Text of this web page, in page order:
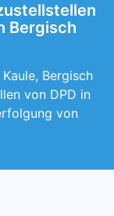
Bergisch
Bergisch
von DPD in
von